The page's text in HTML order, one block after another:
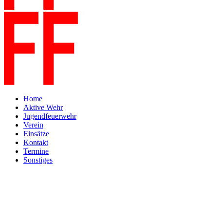
Home
Aktive Wehr
Jugendfeuerwehr
Verein
Einsätze
Kontakt
Termine
Sonstiges